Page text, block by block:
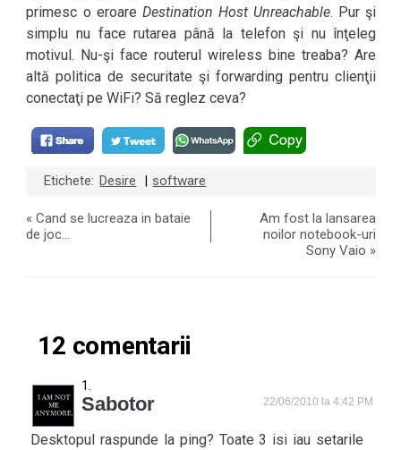
primesc o eroare Destination Host Unreachable. Pur şi
simplu nu face rutarea până la telefon şi nu înţeleg
motivul. Nu-şi face routerul wireless bine treaba? Are
altă politica de securitate şi forwarding pentru clienţii
conectaţi pe WiFi? Să reglez ceva?
Etichete: Desire software
«Cand se lucreaza in bataie
de joc…
Am fost la lansarea
noilor notebook-uri
Sony Vaio »
12 comentarii
Sabotor 22/06/2010 la 4:42 PM
Desktopul raspunde la ping? Toate 3 isi iau setarile